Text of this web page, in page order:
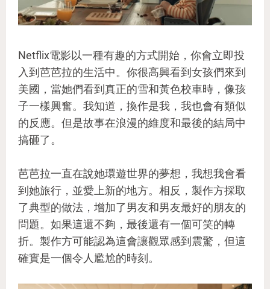
Netflix電影以一種有趣的方式開始，你會立即投
入到芭芭拉的生活中。你很高興看到女孩們來到
美國，當她們看到真正的雪和黃色校車時，像孩
子一樣興奮。我知道，換作是我，我也會有類似
的反應。但是故事在浪漫的維度和最後的結局中
搞砸了。
芭芭拉一直在說她環遊世界的夢想，我想我會看
到她旅行，並愛上新的地方。相反，製作方採取
了典型的做法，增加了男友和男友最好的朋友的
問題。如果這還不夠，最後還有一個可笑的轉
折。製作方可能認為這會讓觀眾感到震驚，但這
確實是一個令人尷尬的時刻。